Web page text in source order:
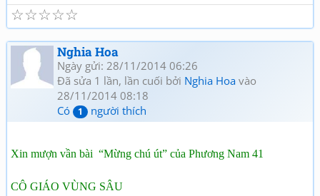
☆
☆
☆
☆
☆
Nghia Hoa
Ngày gửi: 28/11/2014 06:26
Đã sửa 1 lần, lần cuối bởi Nghia Hoa vào
28/11/2014 08:18
Có
1 người thích
Xin mượn vần bài “Mừng chú út” của Phương Nam 41
CÔ GIÁO VÙNG SÂU